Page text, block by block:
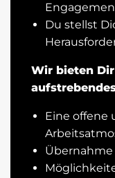
Du stellst
Wir bieten
Eine offene